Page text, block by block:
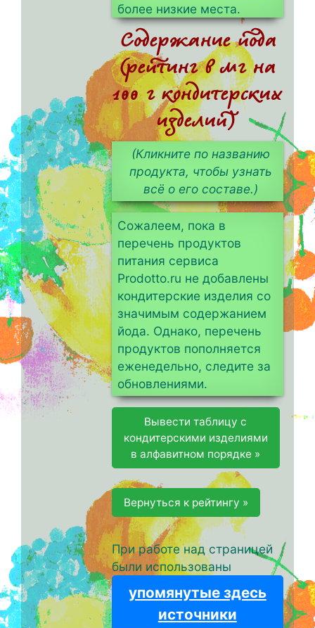
более низкие места.
Содержание йода
(рейтинг в мг на
100 г кондитерских
изделий)
(Кликните по названию
продукта, чтобы узнать
всё о его составе.)
Сожалеем, пока в
перечень продуктов
питания сервиса
Prodotto.ru не добавлены
кондитерские изделия со
значимым содержанием
йода. Однако, перечень
продуктов пополняется
еженедельно, следите за
обновлениями.
Вывести таблицу с
кондитерскими изделиями
в алфавитном порядке »
Вернуться к рейтингу »
При работе над страницей
были использованы
упомянутые здесь
источники